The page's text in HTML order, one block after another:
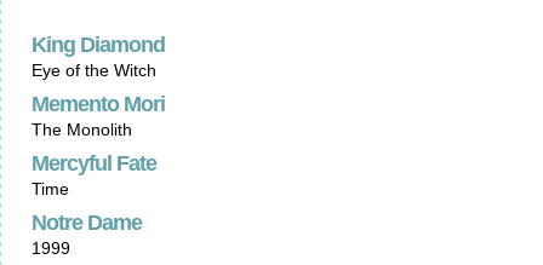
King Diamond
Eye of the Witch
Memento Mori
The Monolith
Mercyful Fate
Time
Notre Dame
1999